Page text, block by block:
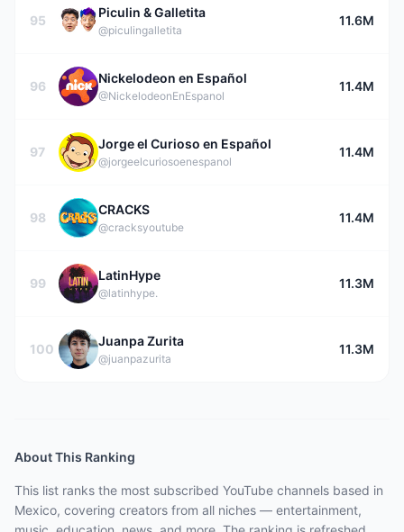
95
Piculin & Galletita
@piculingalletita
11.6M
96
Nickelodeon en Español
@NickelodeonEnEspanol
11.4M
97
Jorge el Curioso en Español
@jorgeelcuriosoenespanol
11.4M
98
CRACKS
@cracksyoutube
11.4M
99
LatinHype
@latinhype.
11.3M
100
Juanpa Zurita
@juanpazurita
11.3M
About This Ranking
This list ranks the most subscribed YouTube channels based in
Mexico, covering creators from all niches — entertainment,